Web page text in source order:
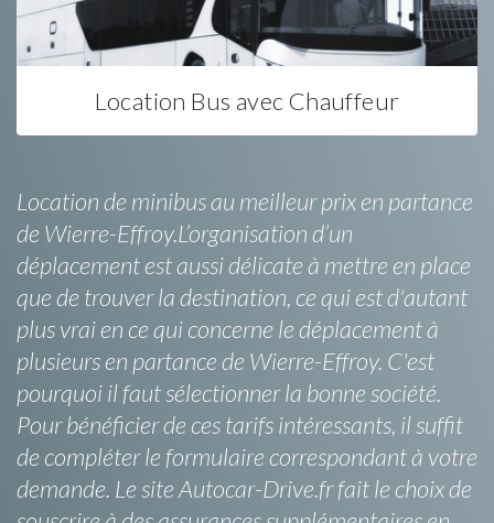
Location Bus avec Chauffeur
Location de minibus au meilleur prix en partance
de Wierre-Effroy.L’organisation d’un
déplacement est aussi délicate à mettre en place
que de trouver la destination, ce qui est d'autant
plus vrai en ce qui concerne le déplacement à
plusieurs en partance de Wierre-Effroy. C'est
pourquoi il faut sélectionner la bonne société.
Pour bénéficier de ces tarifs intéressants, il suffit
de compléter le formulaire correspondant à votre
demande. Le site Autocar-Drive.fr fait le choix de